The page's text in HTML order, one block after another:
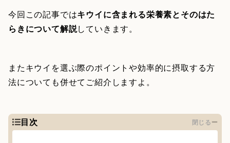
今回この記事ではキウイに含まれる栄養素とそのはた
らきについて解説していきます。
またキウイを選ぶ際のポイントや効率的に摂取する方
法についても併せてご紹介しますよ。
目次 閉じる